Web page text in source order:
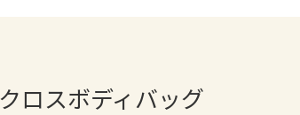
クロスボディバッグ